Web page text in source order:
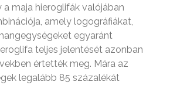
maja hieroglifák valójában
amely logográfiákat,
egyaránt
teljes jelentését azonban
értették meg. Mára az
legalább 85 százalékát